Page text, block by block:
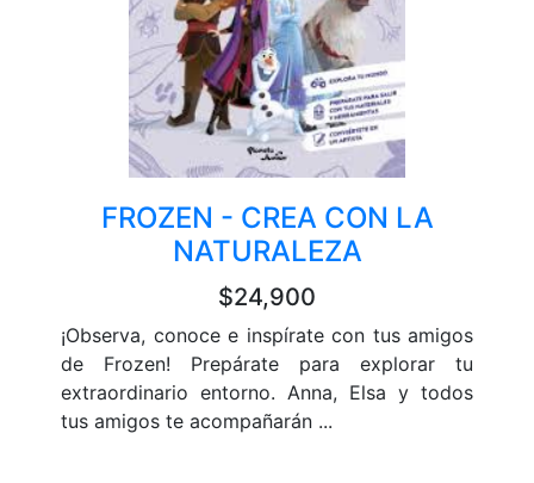
FROZEN - CREA CON LA
NATURALEZA
$24,900
¡Observa, conoce e inspírate con tus amigos
de Frozen! Prepárate para explorar tu
extraordinario entorno. Anna, Elsa y todos
tus amigos te acompañarán ...